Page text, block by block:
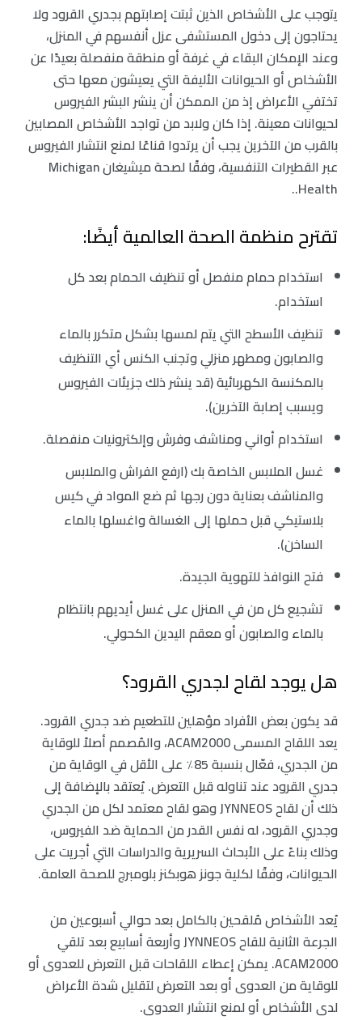
يتوجب على الأشخاص الذين ثبتت إصابتهم بجدري القرود ولا
يحتاجون إلى دخول المستشفى عزل أنفسهم في المنزل،
وعند الإمكان البقاء في غرفة أو منطقة منفصلة بعيدًا عن
الأشخاص أو الحيوانات الأليفة التي يعيشون معها حتى
تختفي الأعراض إذ من الممكن أن ينشر البشر الفيروس
لحيوانات معينة. إذا كان ولابد من تواجد الأشخاص المصابين
بالقرب من الآخرين يجب أن يرتدوا قناعًا لمنع انتشار الفيروس
عبر القطيرات التنفسية، وفقًا لصحة ميشيغان Michigan
.Health.
تقترح منظمة الصحة العالمية أيضًا:
استخدام حمام منفصل أو تنظيف الحمام بعد كل
استخدام.
تنظيف الأسطح التي يتم لمسها بشكل متكرر بالماء
والصابون ومطهر منزلي وتجنب الكنس أي التنظيف
بالمكنسة الكهربائية (قد ينشر ذلك جزيئات الفيروس
ويسبب إصابة الآخرين).
استخدام أواني ومناشف وفرش وإلكترونيات منفصلة.
غسل الملابس الخاصة بك (ارفع الفراش والملابس
والمناشف بعناية دون رجها ثم ضع المواد في كيس
بلاستيكي قبل حملها إلى الغسالة واغسلها بالماء
الساخن).
فتح النوافذ للتهوية الجيدة.
تشجيع كل من في المنزل على غسل أيديهم بانتظام
بالماء والصابون أو معقم اليدين الكحولي.
هل يوجد لقاح لجدري القرود؟
قد يكون بعض الأفراد مؤهلين للتطعيم ضد جدري القرود.
يعد اللقاح المسمى ACAM2000، والمُصمم أصلاً للوقاية
من الجدري، فعّال بنسبة 85٪ على الأقل في الوقاية من
جدري القرود عند تناوله قبل التعرض. يُعتقد بالإضافة إلى
ذلك أن لقاح JYNNEOS وهو لقاح معتمد لكل من الجدري
وجدري القرود، له نفس القدر من الحماية ضد الفيروس،
وذلك بناءً على الأبحاث السريرية والدراسات التي أجريت على
الحيوانات، وفقًا لكلية جونز هوبكنز بلومبرج للصحة العامة.
يُعد الأشخاص مُلقحين بالكامل بعد حوالي أسبوعين من
الجرعة الثانية للقاح JYNNEOS وأربعة أسابيع بعد تلقي
ACAM2000. يمكن إعطاء اللقاحات قبل التعرض للعدوى أو
للوقاية من العدوى أو بعد التعرض لتقليل شدة الأعراض
لدى الأشخاص أو لمنع انتشار العدوى.